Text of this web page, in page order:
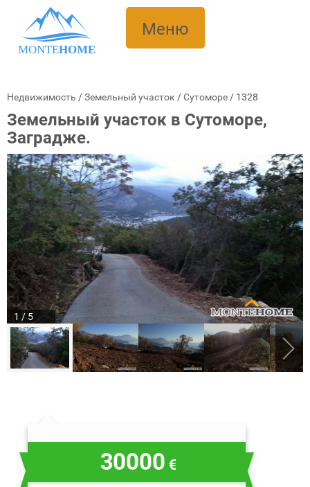
MONTEHOME
Меню
Недвижимость /Земельный участок /Сутоморе / 1328
Земельный участок в Сутоморе,
Заградже.
1 / 5
30000 €